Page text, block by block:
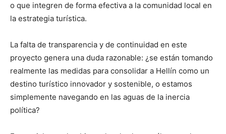
o que integren de forma efectiva a la comunidad local en
la estrategia turística.
La falta de transparencia y de continuidad en este
proyecto genera una duda razonable: ¿se están tomando
realmente las medidas para consolidar a Hellín como un
destino turístico innovador y sostenible, o estamos
simplemente navegando en las aguas de la inercia
política?